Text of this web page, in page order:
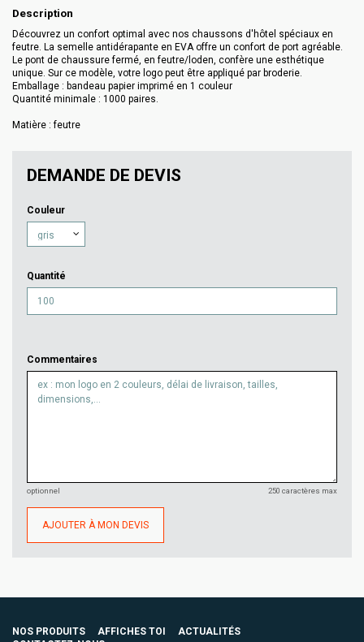
Description
Découvrez un confort optimal avec nos chaussons d'hôtel spéciaux en
feutre. La semelle antidérapante en EVA offre un confort de port agréable.
Le pont de chaussure fermé, en feutre/loden, confère une esthétique
unique. Sur ce modèle, votre logo peut être appliqué par broderie.
Emballage : bandeau papier imprimé en 1 couleur
Quantité minimale : 1000 paires.
Matière : feutre
DEMANDE DE DEVIS
Couleur
Quantité
Commentaires
optionnel 250 caractères max
AJOUTER À MON DEVIS
NOS PRODUITS AFFICHES TOI
ACTUALITÉS